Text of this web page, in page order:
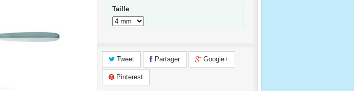
Taille
Tweet Partager Google+
Pinterest